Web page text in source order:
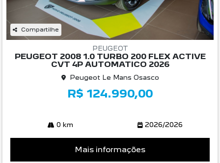
Compartilhe
PEUGEOT
PEUGEOT 2008 1.0 TURBO 200 FLEX ACTIVE
CVT 4P AUTOMATICO 2026
Peugeot Le Mans Osasco
R$ 124.990,00
0 km 2026/2026
Mais informações